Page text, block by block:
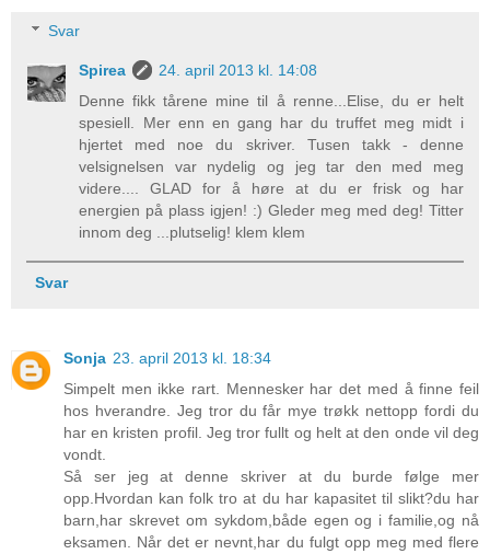
Svar
Spirea
24. april 2013 kl. 14:08
Denne fikk tårene mine til å renne...Elise, du er helt
spesiell. Mer enn en gang har du truffet meg midt i
hjertet med noe du skriver. Tusen takk - denne
velsignelsen var nydelig og jeg tar den med meg
videre.... GLAD for å høre at du er frisk og har
energien på plass igjen! :) Gleder meg med deg! Titter
innom deg ...plutselig! klem klem
Svar
Sonja 23. april 2013 kl. 18:34
Simpelt men ikke rart. Mennesker har det med å finne feil
hos hverandre. Jeg tror du får mye trøkk nettopp fordi du
har en kristen profil. Jeg tror fullt og helt at den onde vil deg
vondt.
Så ser jeg at denne skriver at du burde følge mer
opp.Hvordan kan folk tro at du har kapasitet til slikt?du har
barn,har skrevet om sykdom,både egen og i familie,og nå
eksamen. Når det er nevnt,har du fulgt opp meg med flere